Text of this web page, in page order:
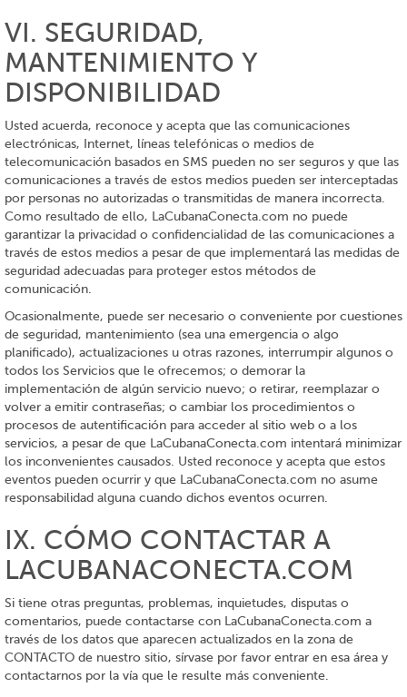
VI. SEGURIDAD,
MANTENIMIENTO Y
DISPONIBILIDAD
Usted acuerda, reconoce y acepta que las comunicaciones
electrónicas, Internet, líneas telefónicas o medios de
telecomunicación basados en SMS pueden no ser seguros y que las
comunicaciones a través de estos medios pueden ser interceptadas
por personas no autorizadas o transmitidas de manera incorrecta.
Como resultado de ello, LaCubanaConecta.com no puede
garantizar la privacidad o confidencialidad de las comunicaciones a
través de estos medios a pesar de que implementará las medidas de
seguridad adecuadas para proteger estos métodos de
comunicación.
Ocasionalmente, puede ser necesario o conveniente por cuestiones
de seguridad, mantenimiento (sea una emergencia o algo
planificado), actualizaciones u otras razones, interrumpir algunos o
todos los Servicios que le ofrecemos; o demorar la
implementación de algún servicio nuevo; o retirar, reemplazar o
volver a emitir contraseñas; o cambiar los procedimientos o
procesos de autentificación para acceder al sitio web o a los
servicios, a pesar de que LaCubanaConecta.com intentará minimizar
los inconvenientes causados. Usted reconoce y acepta que estos
eventos pueden ocurrir y que LaCubanaConecta.com no asume
responsabilidad alguna cuando dichos eventos ocurren.
IX. CÓMO CONTACTAR A
LACUBANACONECTA.COM
Si tiene otras preguntas, problemas, inquietudes, disputas o
comentarios, puede contactarse con LaCubanaConecta.com a
través de los datos que aparecen actualizados en la zona de
CONTACTO de nuestro sitio, sírvase por favor entrar en esa área y
contactarnos por la vía que le resulte más conveniente.